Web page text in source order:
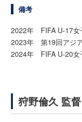
備考
2022年 FIFA U-17女
2023年 第19回アジ
2024年 FIFA U-20女
狩野倫久 監